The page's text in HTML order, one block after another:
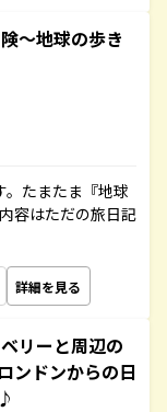
～地球の歩き
たまたま『地球
容はただの旅日記
詳細を見る
リーと周辺の
ンドンからの日